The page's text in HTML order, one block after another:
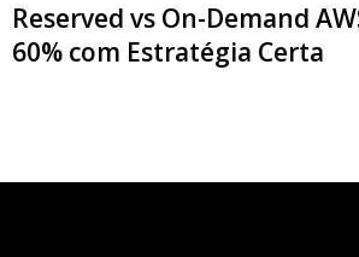
Reserved vs On-Demand
60% com Estratégia Certa